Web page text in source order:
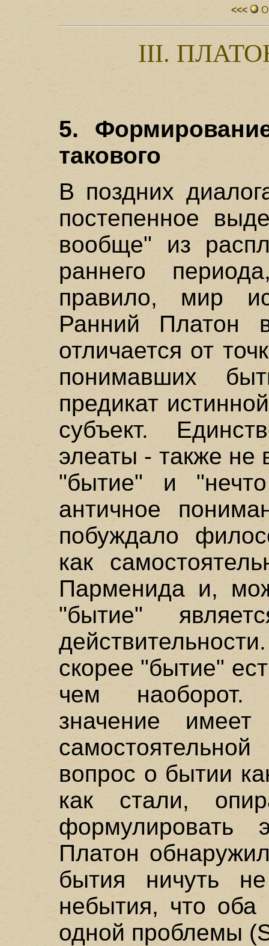
<<<
III.
5.
такового
В поздних
постепенное
вообще" из
раннего
правило, мир
Ранний Платон
отличается от
понимавших
предикат
субъект.
элеаты - также не
"бытие" и
античное
побуждало
как
Парменида и,
"бытие"
скорее "бытие"
чем наоборот.
значение
вопрос о бытии
как стали,
формулировать
Платон
бытия ничуть
небытия, что
одной проблемы